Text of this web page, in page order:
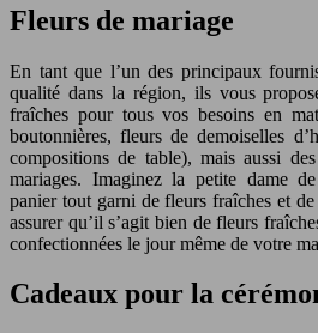
Fleurs de mariage
En tant que l’un des principaux
qualité dans la région, ils vous
fraîches pour tous vos besoins en
boutonnières, fleurs de demoiselles
compositions de table), mais aussi
mariages. Imaginez la petite dame
panier tout garni de fleurs fraîches et
assurer qu’il s’agit bien de fleurs
confectionnées le jour même de votre
Cadeaux pour la